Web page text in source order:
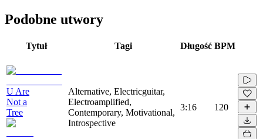
Podobne utwory
Tytuł Tagi Długość BPM
U Are
Not a
Tree
Alternative, Electricguitar,
Electroamplified,
Contemporary, Motivational,
Introspective
3:16 120